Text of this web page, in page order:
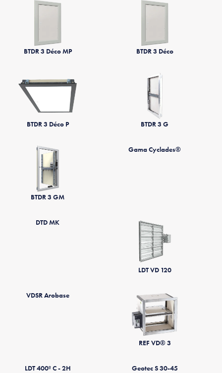
BTDR 3 Déco MP BTDR 3 Déco
BTDR 3 Déco P BTDR 3 G
BTDR 3 GM
Gama Cyclades®
DTD MK
LDT VD 120
VDSR Arobase
REF VD® 3
LDT 400º C - 2H Geotec S 30-45